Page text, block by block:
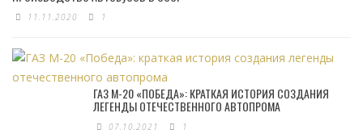
11.11.2020 1
ГАЗ М-20 «ПОБЕДА»: КРАТКАЯ ИСТОРИЯ СОЗДАНИЯ
ЛЕГЕНДЫ ОТЕЧЕСТВЕННОГО АВТОПРОМА
07.10.2021 1